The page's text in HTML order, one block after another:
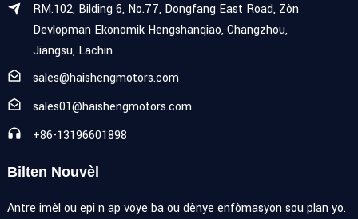
RM.102, Bilding 6, No.77, Dongfang East Road, Zòn
Devlopman Ekonomik Hengshanqiao, Changzhou,
Jiangsu, Lachin
sales@haishengmotors.com
sales01@haishengmotors.com
+86-13196601898
Bilten Nouvèl
Antre imèl ou epi n ap voye ba ou dènye enfòmasyon sou plan yo.